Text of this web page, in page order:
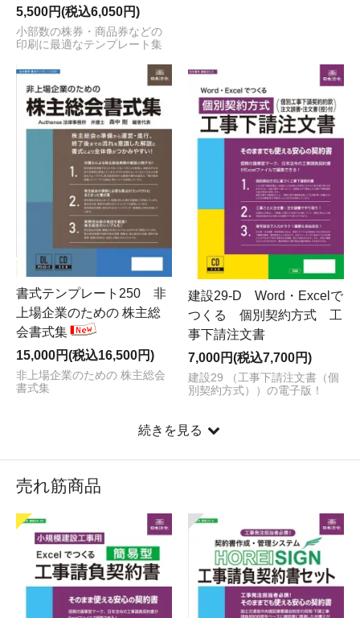
5,500円(税込6,050円)
小部数の株券・商品券などの
印刷に最適なテンプレート集
書式テンプレート250 非
上場企業のための 株主総
会書式集
15,000円(税込16,500円)
非上場企業のための 株主総会
書式集
建設29-D Word・Excelで
つくる 個別契約方式 工
事下請注文書
7,000円(税込7,700円)
建設29 （工事下請注文書（個
別契約方式））の電子版！
続きを見る
売れ筋商品